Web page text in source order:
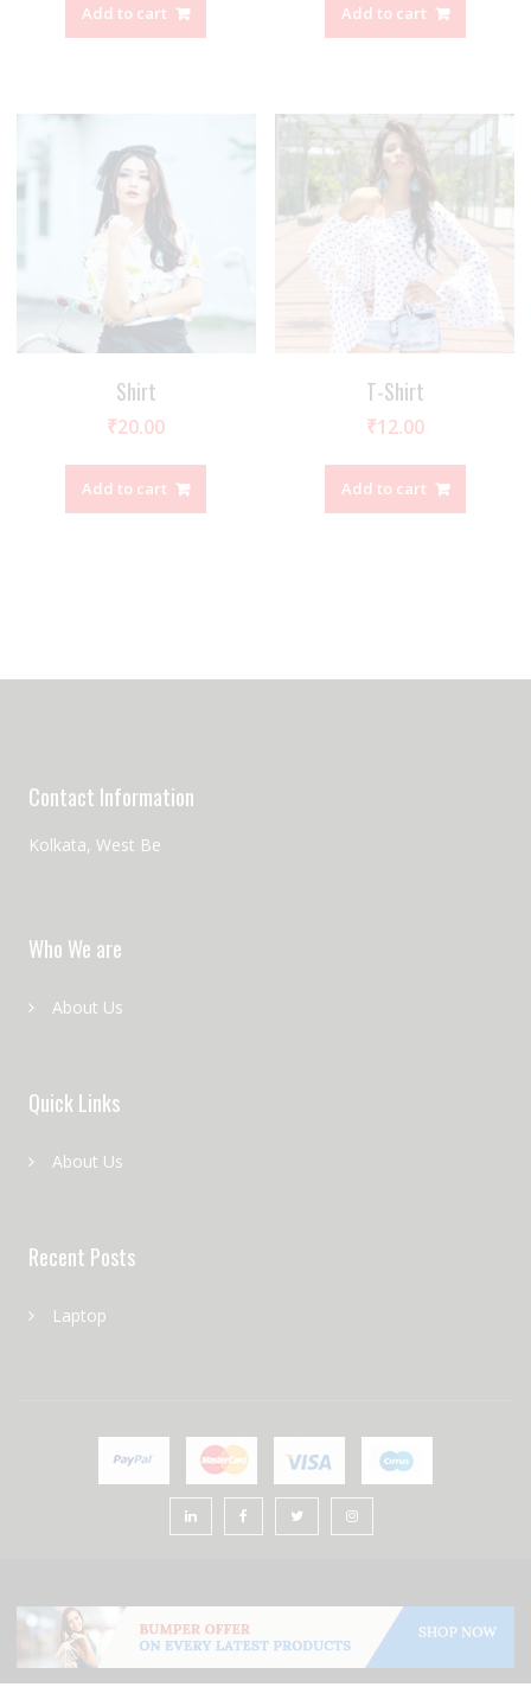
Add to cart Add to cart
Shirt
₹20.00
Add to cart
T-Shirt
₹12.00
Add to cart
Contact Information
Kolkata, West Be
Who We are
About Us
Quick Links
About Us
Recent Posts
Laptop